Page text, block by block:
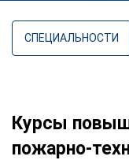
СПЕЦИАЛЬНОСТИ
Курсы
пожарно-